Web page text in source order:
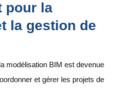
pour la
la gestion de
modélisation BIM est devenue
et gérer les projets de